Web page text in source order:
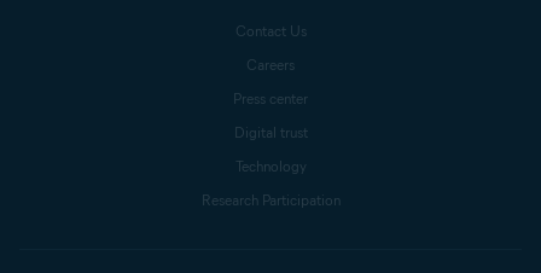
Contact Us
Careers
Press center
Digital trust
Technology
Research Participation